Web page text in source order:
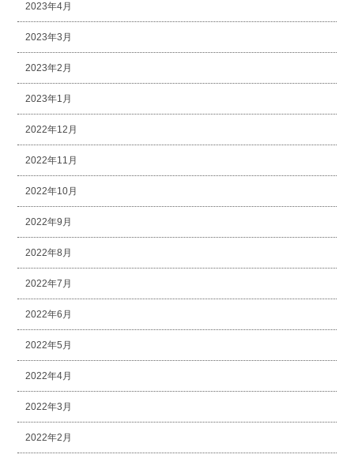
2023年4月
2023年3月
2023年2月
2023年1月
2022年12月
2022年11月
2022年10月
2022年9月
2022年8月
2022年7月
2022年6月
2022年5月
2022年4月
2022年3月
2022年2月